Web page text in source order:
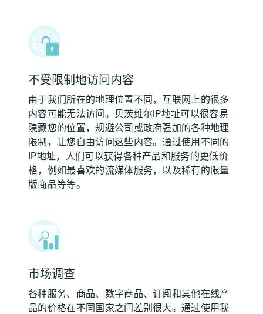
不受限制地访问内容
由于我们所在的地理位置不同，互联网上的很多
内容可能无法访问。贝茨维尔IP地址可以很容易
隐藏您的位置，规避公司或政府强加的各种地理
限制，让您自由访问这些内容。通过使用不同的
IP地址，人们可以获得各种产品和服务的更低价
格，例如最喜欢的流媒体服务，以及稀有的限量
版商品等等。
市场调查
各种服务、商品、数字商品、订阅和其他在线产
品的价格在不同国家之间差别很大。通过使用我